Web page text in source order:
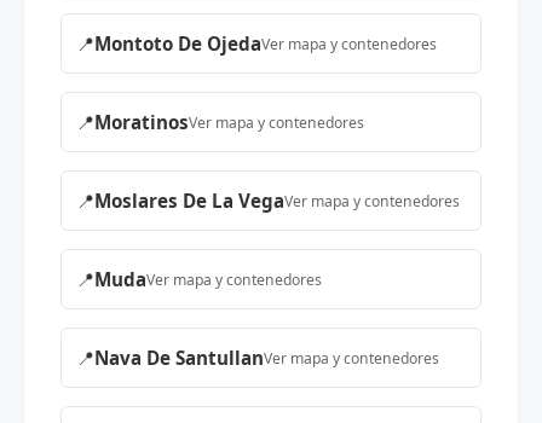
📍Montoto De OjedaVer mapa y contenedores
📍MoratinosVer mapa y contenedores
📍Moslares De La VegaVer mapa y contenedores
📍MudaVer mapa y contenedores
📍Nava De SantullanVer mapa y contenedores